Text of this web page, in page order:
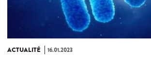
ACTUALITÉ 16.01.2023